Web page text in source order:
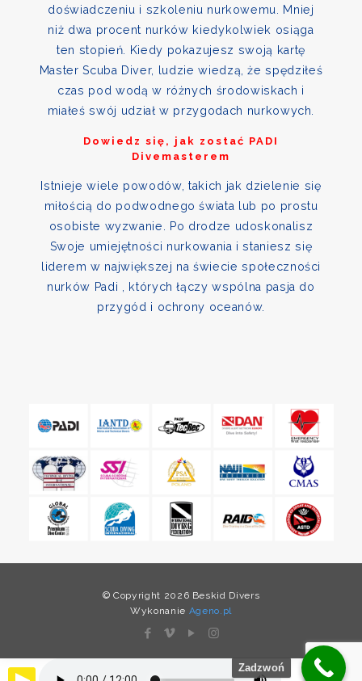
doświadczeniu i szkoleniu nurkowemu. Mniej
niż dwa procent nurków kiedykolwiek osiąga
ten stopień. Kiedy pokazujesz swoją kartę
Master Scuba Diver, ludzie wiedzą, że spędziłeś
czas pod wodą w różnych środowiskach i
miałeś swój udział w przygodach nurkowych.
Dowiedz się, jak zostać PADI
Divemasterem
Istnieje wiele powodów, takich jak dzielenie się
miłością do podwodnego świata lub po prostu
osobiste wyzwanie. Po drodze udoskonalisz
Swoje umiejętności nurkowania i staniesz się
liderem w największej na świecie społeczności
nurków Padi , których łączy wspólna pasja do
przygód i ochrony oceanów.
© Copyright 2026 Beskid Divers
Wykonanie Ageno.pl
Zadzwoń